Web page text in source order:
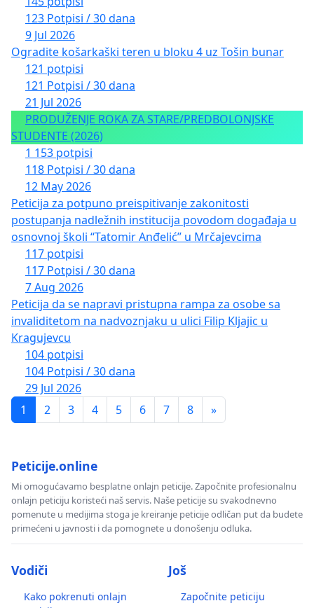
123 Potpisi / 30 dana
9 Jul 2026
Ogradite košarkaški teren u bloku 4 uz Tošin bunar
121 potpisi
121 Potpisi / 30 dana
21 Jul 2026
PRODUŽENJE ROKA ZA STARE/PREDBOLONJSKE
STUDENTE (2026)
1 153 potpisi
118 Potpisi / 30 dana
12 May 2026
Peticija za potpuno preispitivanje zakonitosti
postupanja nadležnih institucija povodom događaja u
osnovnoj školi “Tatomir Anđelić” u Mrčajevcima
117 potpisi
117 Potpisi / 30 dana
7 Aug 2026
Peticija da se napravi pristupna rampa za osobe sa
invaliditetom na nadvoznjaku u ulici Filip Kljajic u
Kragujevcu
104 potpisi
104 Potpisi / 30 dana
29 Jul 2026
1
2 3 4 5 6 7 8 »
Peticije.online
Mi omogućavamo besplatne onlajn peticije. Započnite profesionalnu
onlajn peticiju koristeći naš servis. Naše peticije su svakodnevno
pomenute u medijima stoga je kreiranje peticije odličan put da budete
primećeni u javnosti i da pomognete u donošenju odluka.
Vodiči
Kako pokrenuti onlajn
Još
Započnite peticiju